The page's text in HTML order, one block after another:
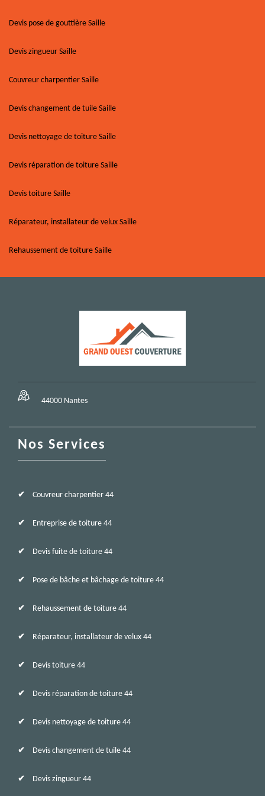
Devis pose de gouttière Saille
Devis zingueur Saille
Couvreur charpentier Saille
Devis changement de tuile Saille
Devis nettoyage de toiture Saille
Devis réparation de toiture Saille
Devis toiture Saille
Réparateur, installateur de velux Saille
Rehaussement de toiture Saille
44000 Nantes
Nos Services
Couvreur charpentier 44
Entreprise de toiture 44
Devis fuite de toiture 44
Pose de bâche et bâchage de toiture 44
Rehaussement de toiture 44
Réparateur, installateur de velux 44
Devis toiture 44
Devis réparation de toiture 44
Devis nettoyage de toiture 44
Devis changement de tuile 44
Devis zingueur 44